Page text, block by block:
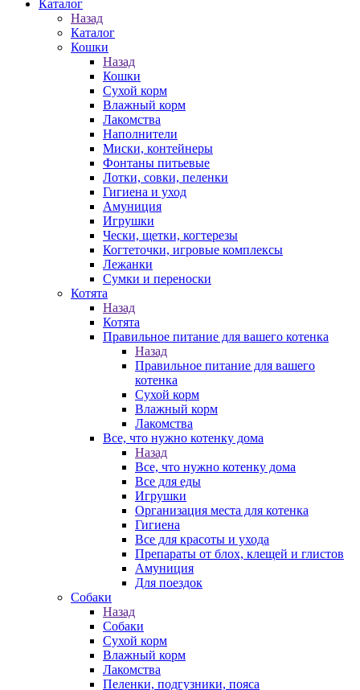
Каталог
Назад
Каталог
Кошки
Назад
Кошки
Сухой корм
Влажный корм
Лакомства
Наполнители
Миски, контейнеры
Фонтаны питьевые
Лотки, совки, пеленки
Гигиена и уход
Амуниция
Игрушки
Чески, щетки, когтерезы
Когтеточки, игровые комплексы
Лежанки
Сумки и переноски
Котята
Назад
Котята
Правильное питание для вашего котенка
Назад
Правильное питание для вашего
котенка
Сухой корм
Влажный корм
Лакомства
Все, что нужно котенку дома
Назад
Все, что нужно котенку дома
Все для еды
Игрушки
Организация места для котенка
Гигиена
Все для красоты и ухода
Препараты от блох, клещей и глистов
Амуниция
Для поездок
Собаки
Назад
Собаки
Сухой корм
Влажный корм
Лакомства
Пеленки, подгузники, пояса